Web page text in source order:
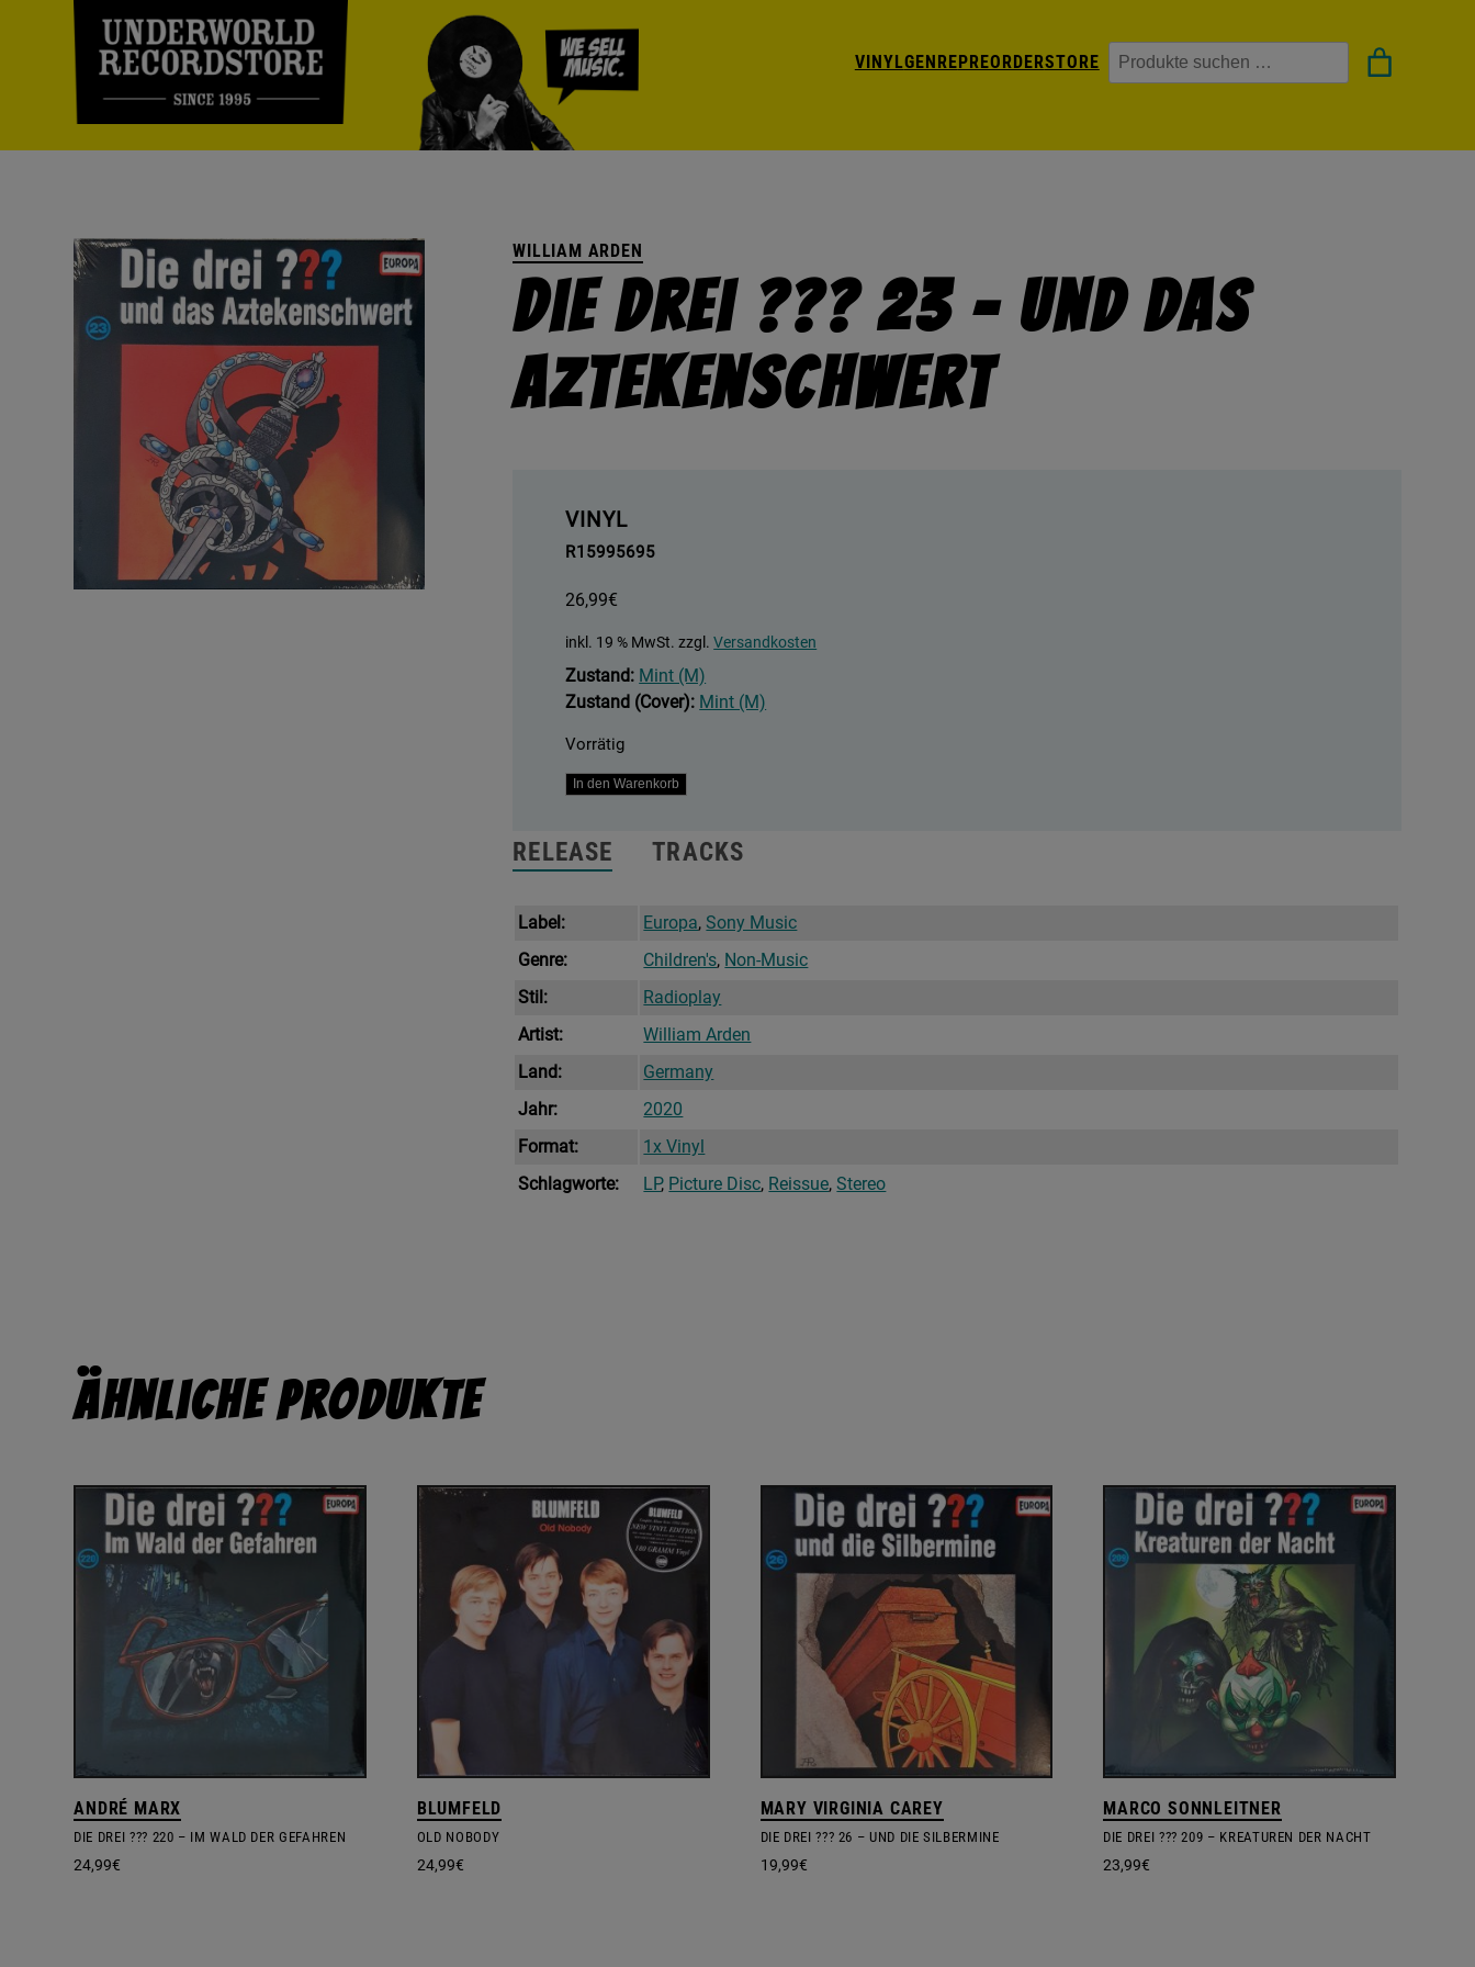
VINYLGENREPREORDERSTORE Suchen
WILLIAM ARDEN
Die Drei ??? 23 – Und Das
Aztekenschwert
VINYL
R15995695
26,99€
inkl. 19 % MwSt. zzgl.Versandkosten
Zustand: Mint (M)
Zustand (Cover): Mint (M)
Vorrätig
Die
???
23
Und
Aztekenschwert
In den Warenkorb
RELEASE TRACKS
Label: Europa, Sony Music
Genre:
Children's, Non-Music
Stil:
Radioplay
Artist:
William Arden
Land:
Germany
Jahr:
2020
Format:
1x Vinyl
Schlagworte:
LP, Picture Disc, Reissue,Stereo
Ähnliche Produkte
ANDRÉ MARX
DIE DREI ??? 220 – IM WALD DER GEFAHREN
24,99€
BLUMFELD
OLD NOBODY
24,99€
MARY VIRGINIA CAREY
DIE DREI ??? 26 – UND DIE SILBERMINE
19,99€
MARCO SONNLEITNER
DIE DREI ??? 209 – KREATUREN DER NACHT
23,99€